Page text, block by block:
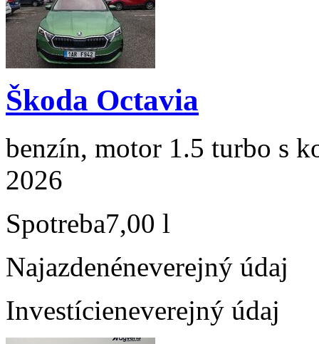
Škoda Octavia
benzín, motor 1.5 turbo s
2026
Spotreba7,00 l
Najazdenéneverejný údaj
Investícieneverejný údaj